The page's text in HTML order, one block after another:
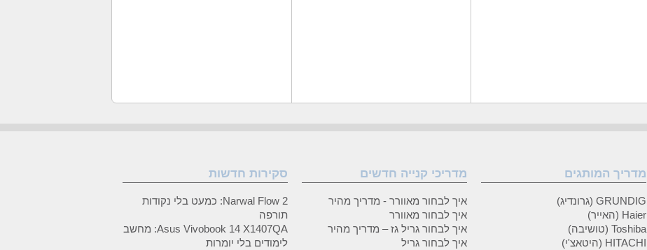
מדריך המותגים
GRUNDIG (גרונדיג)
Haier (האייר)
Toshiba (טושיבה)
HITACHI (היטאצ'י)
מדריכי קנייה חדשים
איך לבחור מאוורר - מדריך מהיר
איך לבחור מאוורר
איך לבחור גריל גז – מדריך מהיר
איך לבחור גריל
סקירות חדשות
Narwal Flow 2: כמעט בלי נקודות
תורפה
Asus Vivobook 14 X1407QA: מחשב
לימודים בלי יומרות